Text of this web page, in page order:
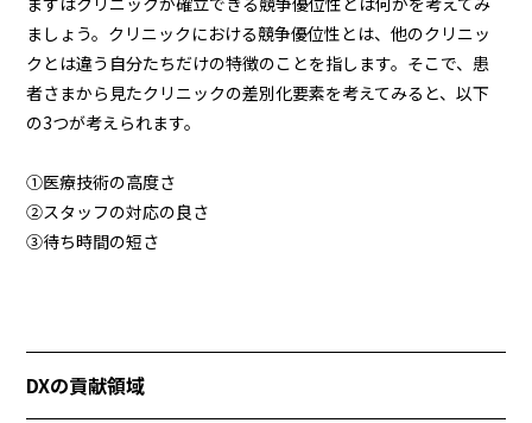
ましょう。クリニックにおける競争優位性とは、他のクリニッ
クとは違う自分たちだけの特徴のことを指します。そこで、患
者さまから見たクリニックの差別化要素を考えてみると、以下
の3つが考えられます。
①医療技術の高度さ
②スタッフの対応の良さ
③待ち時間の短さ
DXの貢献領域